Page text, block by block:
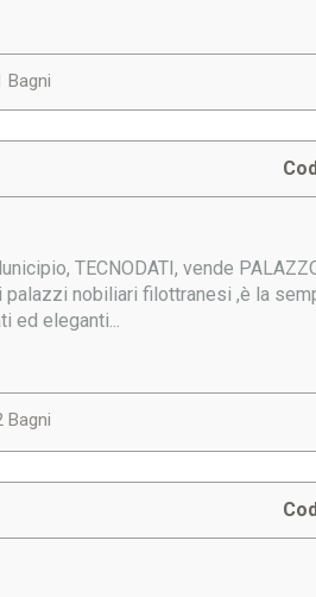
Bagni
TECNODATI, vende
nobiliari filottranesi ,è la
ed eleganti...
Bagni